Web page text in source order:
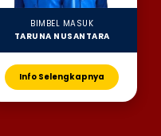
BIMBEL MASUK
TARUNA NUSANTARA
Info Selengkapnya